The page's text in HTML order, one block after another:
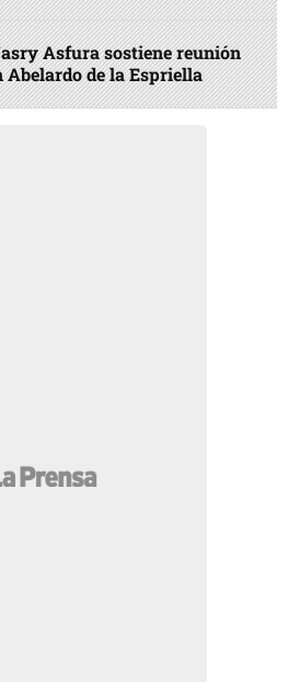
Asfura sostiene reunión
Abelardo de la Espriella